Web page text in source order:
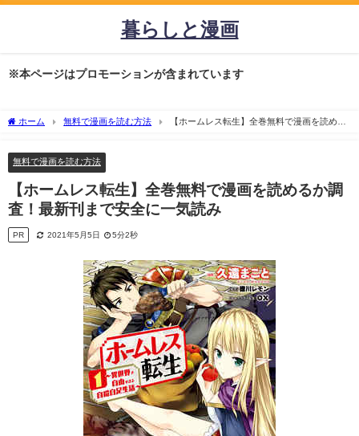
暮らしと漫画
※本ページはプロモーションが含まれています
ホーム 無料で漫画を読む方法
【ホームレス転生】全巻無料で漫画を読める
無料で漫画を読む方法
【ホームレス転生】全巻無料で漫画を読めるか調
査！最新刊まで安全に一気読み
PR 2021年5月5日 5分2秒